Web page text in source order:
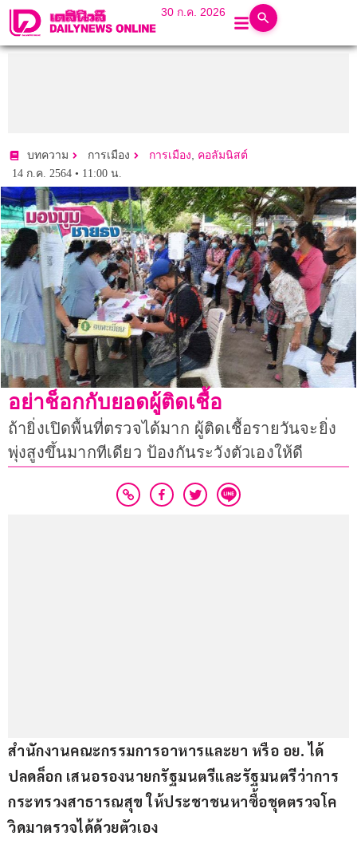
30 ก.ค. 2026
บทความ การเมือง การเมือง, คอลัมนิสต์
14 ก.ค. 2564 • 11:00 น.
อย่าช็อกกับยอดผู้ติดเชื้อ
ถ้ายิ่งเปิดพื้นที่ตรวจได้มาก ผู้ติดเชื้อรายวันจะยิ่ง
พุ่งสูงขึ้นมากทีเดียว ป้องกันระวังตัวเองให้ดี
สำนักงานคณะกรรมการอาหารและยา หรือ อย. ได้
ปลดล็อก เสนอรองนายกรัฐมนตรีและรัฐมนตรีว่าการ
กระทรวงสาธารณสุข ให้ประชาชนหาซื้อชุดตรวจโค
วิดมาตรวจได้ด้วยตัวเอง